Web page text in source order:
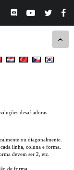
desafiadoras.
ou diagonalmente.
linha, coluna e forma.
devem ser 2, etc.
de forma.